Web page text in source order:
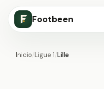
Footbeen
Inicio/Ligue 1/Lille